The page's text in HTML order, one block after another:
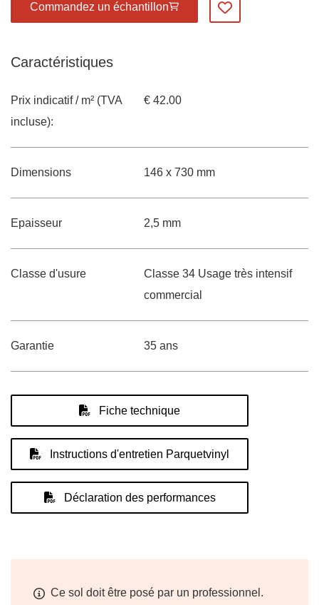
Commandez un échantillon Ajoutez à mes
Caractéristiques
Prix indicatif / m² (TVA
incluse):
€ 42.00
Dimensions 146 x 730 mm
Epaisseur 2,5 mm
Classe d'usure
Classe 34 Usage très intensif
commercial
Garantie 35 ans
Fiche technique
Instructions d'entretien Parquetvinyl
Déclaration des performances
Ce sol doit être posé par un professionnel.